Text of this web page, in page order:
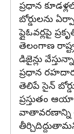
ప్రధాన
బోర్డులను
ప్లైఓవర్లపై
తెలంగాణ
డిజైన్లు
ప్రధాన
తెలిపే సైన్
ప్రస్తుతం
వాతావరణాన్ని